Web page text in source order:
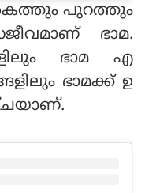
പുറത്തും
ഭാമ.
ഭാമ എ
ഭാമക്ക് ഉ